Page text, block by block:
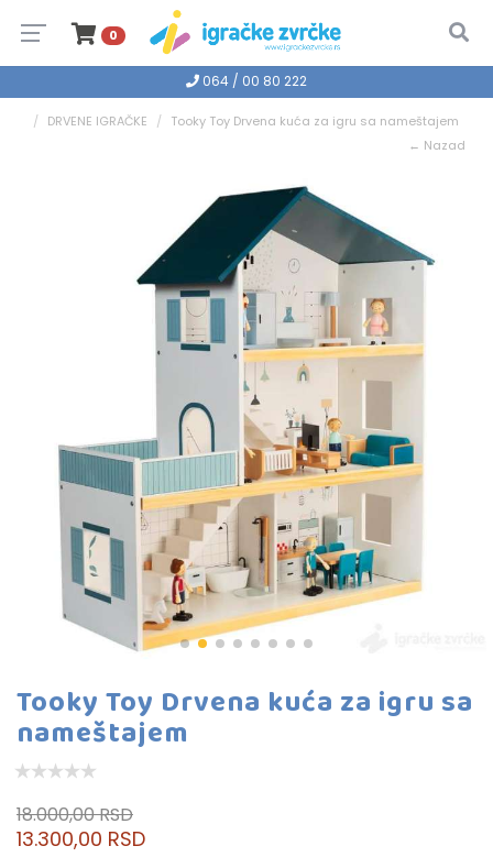
0
064 / 00 80 222
DRVENE IGRAČKE
Tooky Toy Drvena kuća za igru sa nameštajem
← Nazad
Tooky Toy Drvena kuća za igru sa
nameštajem
18.000,00 RSD
13.300,00 RSD